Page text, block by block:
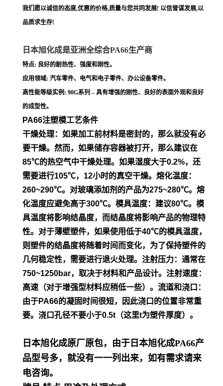
我们愿以诚信的态度,优惠的价格,质量与您共同发展! 以信誉谋发展,以
品质求生存!
日本旭化成是亚洲全综合PA66生产商
特点: 良好的耐热性、强度和刚性。
应用领域: 汽车零件、电气和电子零件、办公设备零件。
高性能等级实例: 90G系列 – 具有增强的刚性、良好的表面外观和良好
的成型性。
PA66注塑模工艺条件
干燥处理：如果加工前材料是密封的，那么就没有必
要干燥。然而，如果储存容器被打开，那么建议在
85℃的热空气中干燥处理。如果湿度大于0.2%，还
需要进行105℃，12小时的真空干燥。 熔化温度：
260~290℃。对玻璃添加剂的产品为275~280℃。熔
化温度应避免高于300℃。模具温度：建议80℃。模
具温度将影响结晶度，而结晶度将影响产品的物理特
性。对于薄壁塑件，如果使用低于40℃的模具温度，
则塑件的结晶度将随着时间而变化，为了保持塑件的
几何稳定性，需要进行退火处理。 注射压力：通常在
750~1250bar，取决于材料和产品设计。 注射速度：
高速（对于增强型材料应稍低一些）。流道和浇口：
由于PA66的凝固时间很短，因此浇口的位置非常重
要。浇口孔径不要小于0.5t（这里t为塑件厚度）。
日本旭化成原厂原包，由于日本旭化成PA66产
品型号多，就没有一一列出来，如有需求请来
电咨询。